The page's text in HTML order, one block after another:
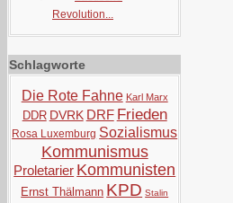
Revolution...
Schlagworte
Die Rote Fahne Karl Marx
DDR DVRK DRF Frieden
Rosa Luxemburg Sozialismus
Kommunismus
Proletarier Kommunisten
Ernst Thälmann KPD Stalin